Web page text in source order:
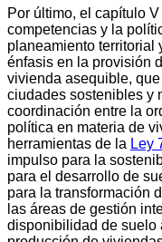
Por último, el capítulo
competencias y la
planeamiento territorial
énfasis en la provisión
vivienda asequible,
ciudades sostenibles y
coordinación entre la
política en materia de
herramientas de la Ley
impulso para la
para el desarrollo de
para la transformación
las áreas de gestión
disponibilidad de suelo